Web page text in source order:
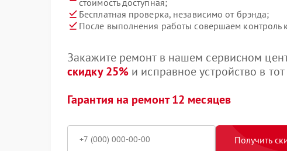
стоимость доступная;
Бесплатная проверка, независимо от брэнда;
После выполнения работы совершаем контроль
Закажите ремонт в нашем сервисном
скидку 25% и исправное устройство в
Гарантия на ремонт 12 месяцев
Получить